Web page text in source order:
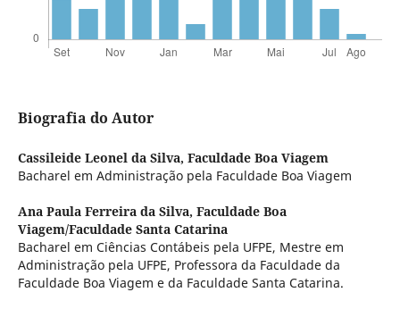
Biografia do Autor
Cassileide Leonel da Silva, Faculdade Boa Viagem
Bacharel em Administração pela Faculdade Boa Viagem
Ana Paula Ferreira da Silva, Faculdade Boa
Viagem/Faculdade Santa Catarina
Bacharel em Ciências Contábeis pela UFPE, Mestre em
Administração pela UFPE, Professora da Faculdade da
Faculdade Boa Viagem e da Faculdade Santa Catarina.